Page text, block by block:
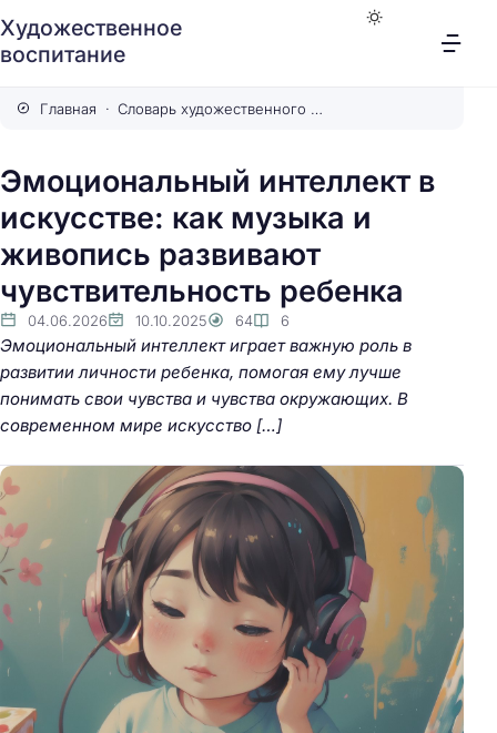
Художественное
воспитание
Главная Словарь художественного воспитания
Эмоциональный интеллект в
искусстве: как музыка и
живопись развивают
чувствительность ребенка
04.06.2026 10.10.2025 64 6
Эмоциональный интеллект играет важную роль в
развитии личности ребенка, помогая ему лучше
понимать свои чувства и чувства окружающих. В
современном мире искусство […]